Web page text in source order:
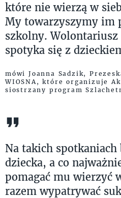
które nie wierzą w
My towarzyszymy im
szkolny.
spotyka się z
mówi Joanna Sadzik,
WIOSNA, które organizuje
siostrzany program
Na takich spotkaniach
dziecka, a co
pomagać mu wierzyć
razem wypatrywać